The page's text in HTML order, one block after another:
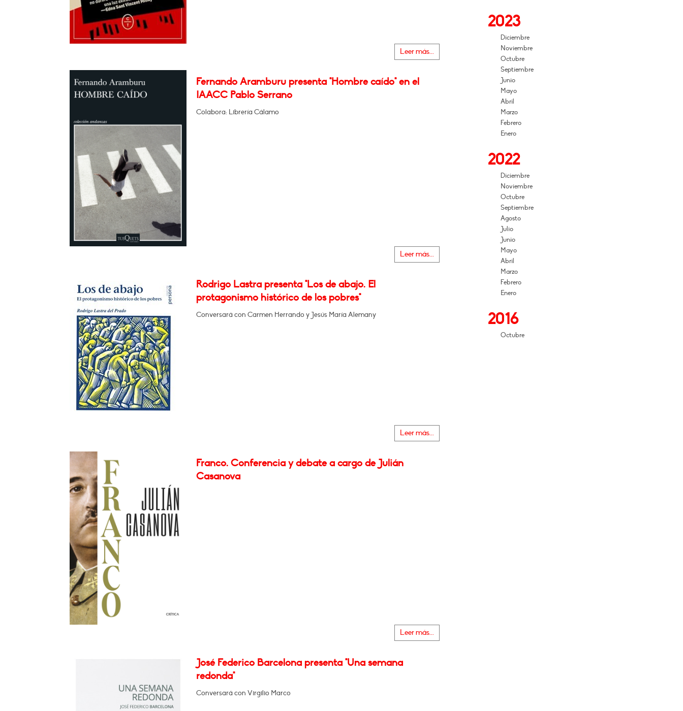
Leer más...
Fernando Aramburu presenta "Hombre caído" en el
IAACC Pablo Serrano
Colabora: Librería Cálamo
Leer más...
Rodrigo Lastra presenta "Los de abajo. El
protagonismo histórico de los pobres"
Conversará con Carmen Herrando y Jesús María Alemany
Leer más...
Franco. Conferencia y debate a cargo de Julián
Casanova
Leer más...
José Federico Barcelona presenta "Una semana
redonda"
Conversará con Virgilio Marco
2023
Diciembre
Noviembre
Octubre
Septiembre
Junio
Mayo
Abril
Marzo
Febrero
Enero
2022
Diciembre
Noviembre
Octubre
Septiembre
Agosto
Julio
Junio
Mayo
Abril
Marzo
Febrero
Enero
2016
Octubre